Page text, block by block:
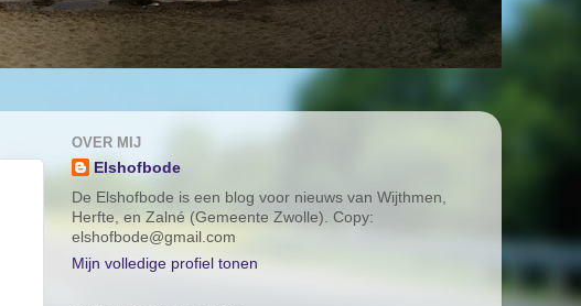
OVER MIJ
Elshofbode
De Elshofbode is een blog voor nieuws van Wijthmen,
Herfte, en Zalné (Gemeente Zwolle). Copy:
elshofbode@gmail.com
Mijn volledige profiel tonen